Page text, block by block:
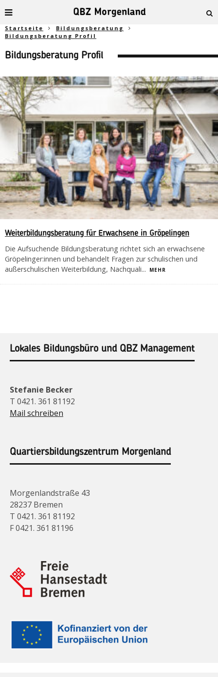
Startseite
Bildungsberatung
Bildungsberatung Profil
Bildungsberatung Profil
Weiterbildungsberatung für Erwachsene in Gröpelingen
Die Aufsuchende Bildungsberatung richtet sich an erwachsene
Gröpelinger:innen und behandelt Fragen zur schulischen und
außerschulischen Weiterbildung, Nachquali... MEHR
Lokales Bildungsbüro und QBZ Management
Stefanie Becker
T 0421. 361 81192
Mail schreiben
Quartiersbildungszentrum Morgenland
Morgenlandstraße 43
28237 Bremen
T 0421. 361 81192
F 0421. 361 81196